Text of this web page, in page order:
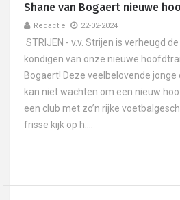
Shane van Bogaert nieuwe
Redactie 22-02-2024
STRIJEN - v.v. Strijen is verheugd
kondigen van onze nieuwe
Bogaert! Deze veelbelovende
kan niet wachten om een nieuw
een club met zo’n rijke
frisse kijk op h....